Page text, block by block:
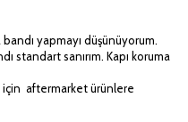
yapmayı düşünüyorum.
standart sanırım. Kapı koruma
için aftermarket ürünlere